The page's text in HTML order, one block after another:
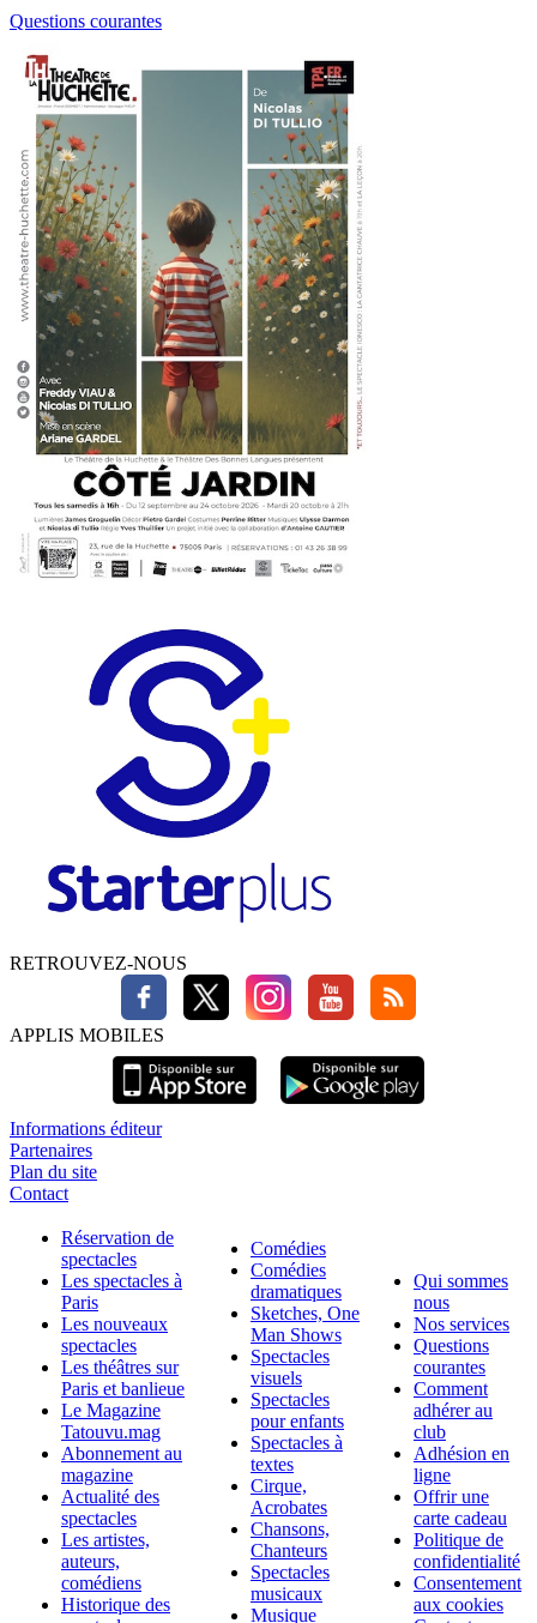
Questions courantes
RETROUVEZ-NOUS
APPLIS MOBILES
Informations éditeur
Partenaires
Plan du site
Contact
Réservation de
spectacles
Les spectacles à
Paris
Les nouveaux
spectacles
Les théâtres sur
Paris et banlieue
Le Magazine
Tatouvu.mag
Abonnement au
magazine
Actualité des
spectacles
Les artistes,
auteurs,
comédiens
Historique des
Comédies
Comédies
dramatiques
Sketches, One
Man Shows
Spectacles
visuels
Spectacles
pour enfants
Spectacles à
textes
Cirque,
Acrobates
Chansons,
Chanteurs
Spectacles
musicaux
Musique
Qui sommes
nous
Nos services
Questions
courantes
Comment
adhérer au
club
Adhésion en
ligne
Offrir une
carte cadeau
Politique de
confidentialité
Consentement
aux cookies